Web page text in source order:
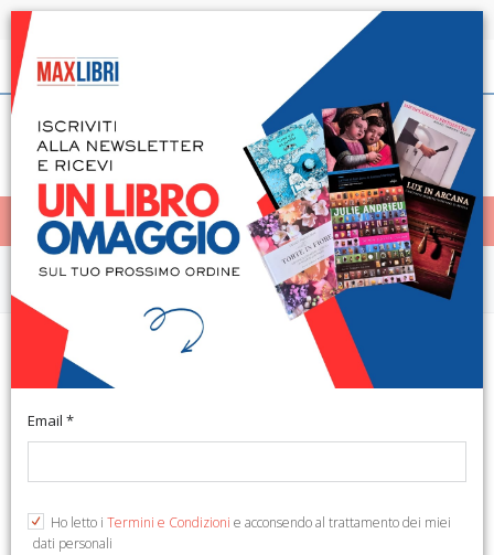
Spedizione in 24h per tutti i libri disponibili
Italiano
< Home
MENÙ
L'enciclopedia dei poveri. I
proverbi marchigiani
pp. 340, ill. b/n e col., cm 21,5x28,5.
Email *
Ho letto i Termini e Condizioni e acconsendo al trattamento dei miei
dati personali